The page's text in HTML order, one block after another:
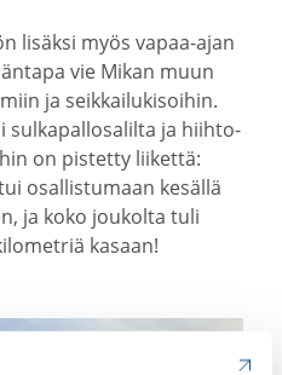
lisäksi myös vapaa-​ajan
vie Mikan muun
ja seikkai­lu­ki­soihin.
sulka­pal­lo­sa­lilta ja hiihto­
on pistetty liikettä:
osallis­tumaan kesällä
ja koko joukolta tuli
kasaan!